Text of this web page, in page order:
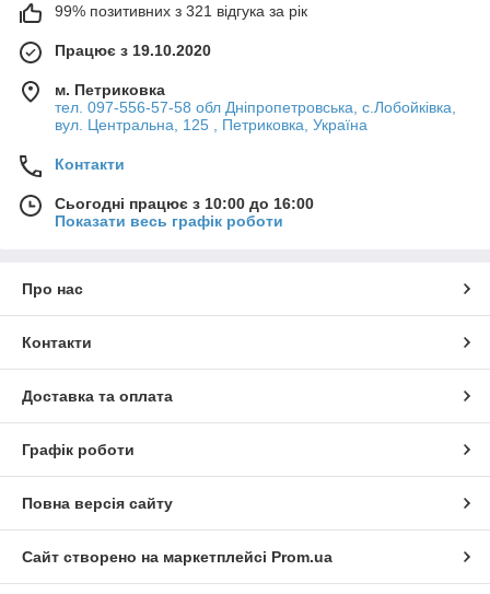
99% позитивних з 321 відгука за рік
Працює з 19.10.2020
м. Петриковка
тел. 097-556-57-58 обл Дніпропетровська, с.Лобойківка,
вул. Центральна, 125 , Петриковка, Україна
Контакти
Сьогодні працює з 10:00 до 16:00
Показати весь графік роботи
Про нас
Контакти
Доставка та оплата
Графік роботи
Повна версія сайту
Сайт створено на маркетплейсі Prom.ua